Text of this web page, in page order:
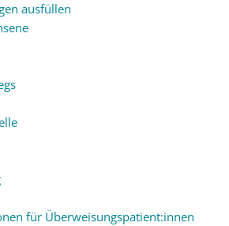
ausfüllen
für Überweisungspatient:innen